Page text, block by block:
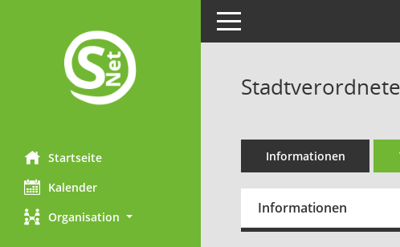
Startseite
Kalender
Organisation
Toggle navigation
Informationen
Informationen